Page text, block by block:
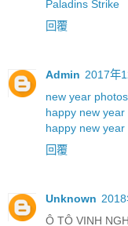
Paladins Strike
回覆
Admin 2017年
new year
happy new
happy new
回覆
Unknown
Ô TÔ VINH